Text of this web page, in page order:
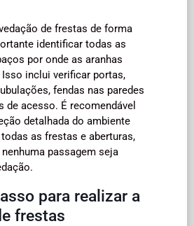
de frestas de forma
identificar todas as
por onde as aranhas
inclui verificar portas,
fendas nas paredes
de acesso. É recomendável
detalhada do ambiente
as frestas e aberturas,
passagem seja
para realizar a
frestas